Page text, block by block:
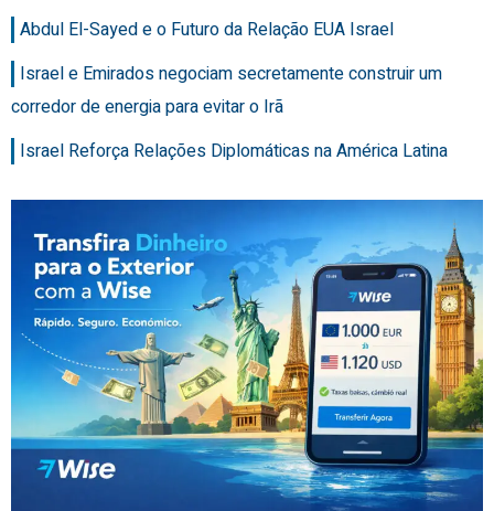
Abdul El-Sayed e o Futuro da Relação EUA Israel
Israel e Emirados negociam secretamente construir um
corredor de energia para evitar o Irã
Israel Reforça Relações Diplomáticas na América Latina